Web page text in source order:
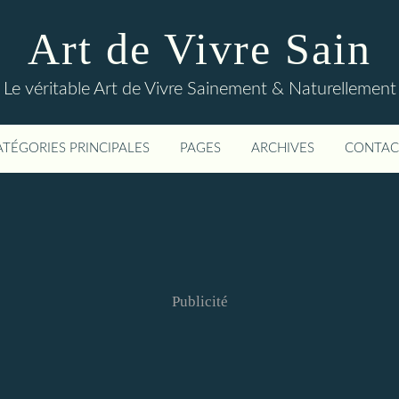
Art de Vivre Sain
Le véritable Art de Vivre Sainement & Naturellement
PRINCIPALES PAGES ARCHIVES
Publicité